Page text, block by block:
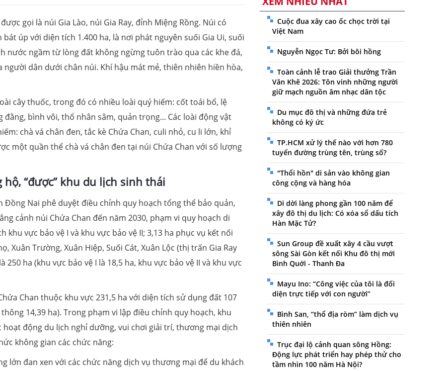
gọi là núi Gia Lào, núi Gia Ray, đỉnh Miệng Rồng. Núi có
úp với diện tích 1.400 ha, là nơi phát nguyên suối Gia Ui, suối
nước ngầm từ lòng đất không ngừng tuôn trào qua các khe đá,
dân dưới chân núi. Khí hậu mát mẻ, thiên nhiên hiền hòa,
cây thuốc, trong đó có nhiều loài quý hiếm: cốt toái bổ, lệ
bình vôi, thổ nhân sâm, quản trọng... Các loài động vật
chà vá chân đen, tắc kè Chứa Chan, culi nhỏ, cu li lớn, khỉ
một quần thể chà vá chân đen tại núi Chứa Chan với số lượng
hộ, “được” khu du lịch sinh thái
Đồng Nai phê duyệt điều chỉnh quy hoạch tổng thể bảo quản,
cảnh núi Chứa Chan đến năm 2030, phạm vi quy hoạch di
khu vực bảo vệ I và khu vực bảo vệ II; 3,13 ha phục vụ kết nối
Xuân Trường, Xuân Hiệp, Suối Cát, Xuân Lộc (thị trấn Gia Ray
ha (khu vực bảo vệ I là 18,5 ha, khu vực bảo vệ II và khu vực
Chan thuộc khu vực 231,5 ha với diện tích sử dụng đất 107
14,39 ha). Trong phạm vi lập điều chỉnh quy hoạch, khu
hoạt động du lịch nghỉ dưỡng, vui chơi giải trí, thương mại dịch
không gian các chức năng:
lớn đan xen với các chức năng dịch vụ thương mại để du khách
Cuộc đua xây cao ốc chọc trời tại
Việt Nam
Nguyễn Ngọc Tư: Bởi bôi hồng
Toàn cảnh lễ trao Giải thưởng Trần
Văn Khê 2026: Tôn vinh những người
giữ mạch nguồn âm nhạc dân tộc
Du mục đô thị và những đứa trẻ
không có ký ức
TP.HCM xử lý thế nào với hơn 780
tuyến đường trùng tên, trùng số?
"Thổi hồn" di sản vào không gian
công cộng và hàng hóa
Di dời làng phong gần 100 năm để
xây đô thị du lịch: Có xóa sổ dấu tích
Hàn Mặc Tử?
Sun Group đề xuất xây 4 cầu vượt
sông Sài Gòn kết nối Khu đô thị mới
Bình Quới - Thanh Đa
Mayu Ino: “Công việc của tôi là đối
diện trực tiếp với con người”
Bình San, “thổ địa ròm” làm dịch vụ
thiên nhiên
Trục đại lộ cảnh quan sông Hồng:
Động lực phát triển hay phép thử cho
tầm nhìn 100 năm Hà Nội?